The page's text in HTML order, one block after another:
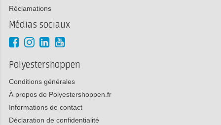
Réclamations
Médias sociaux
Polyestershoppen
Conditions générales
À propos de Polyestershoppen.fr
Informations de contact
Déclaration de confidentialité